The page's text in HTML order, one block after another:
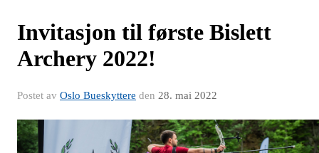
Invitasjon til første Bislett
Archery 2022!
Postet av Oslo Bueskyttere den 28. mai 2022